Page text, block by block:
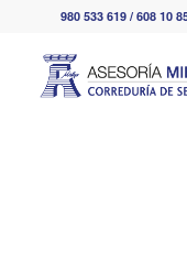
980 533 619 / 608 10